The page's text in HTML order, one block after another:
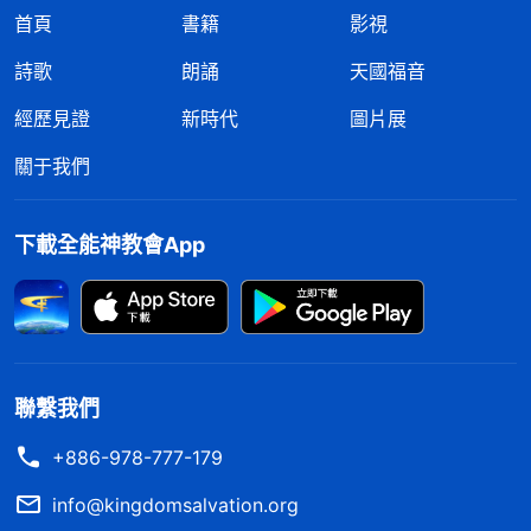
首頁 書籍
影視
詩歌
朗誦
天國福音
經歷見證
新時代
圖片展
關于我們
下載全能神教會App
聯繫我們
+886-978-777-179
info@kingdomsalvation.org